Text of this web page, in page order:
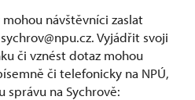
návštěvníci zaslat
Vyjádřit svoji
či vznést dotaz mohou
či telefonicky na NPÚ,
správu na Sychrově: